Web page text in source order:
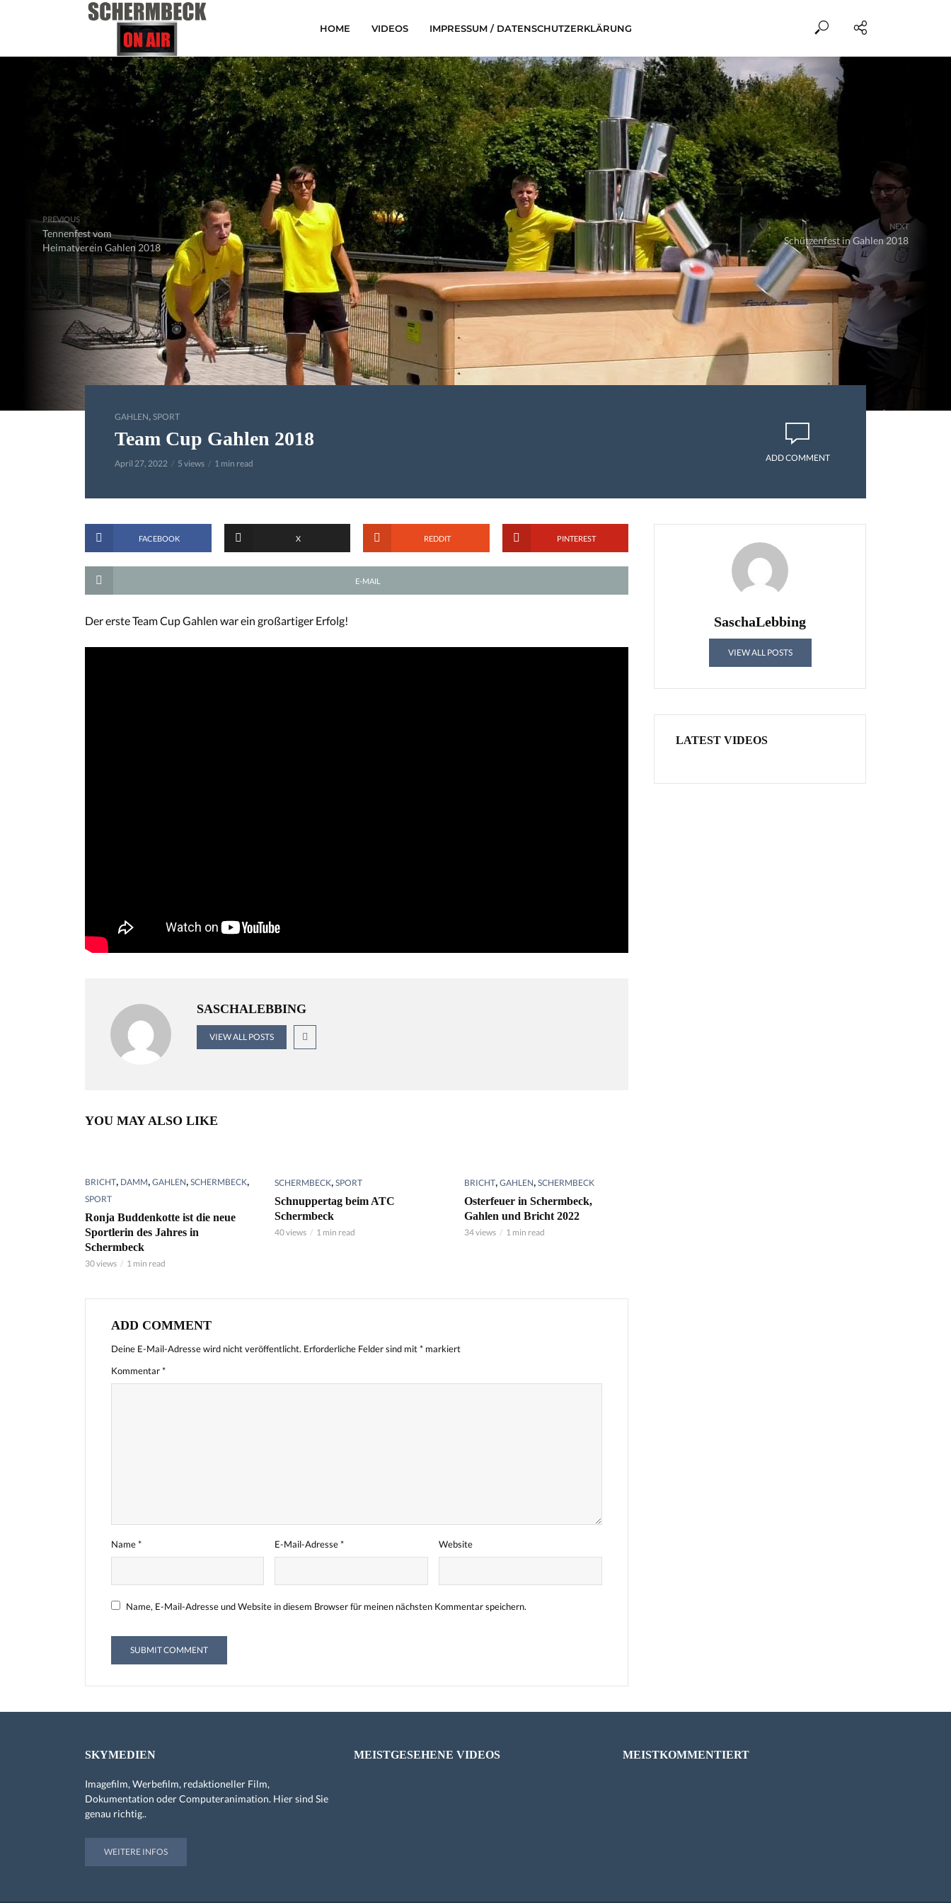
HOME VIDEOS IMPRESSUM / DATENSCHUTZERKLÄRUNG
PREVIOUS
Tennenfest vom
Heimatverein Gahlen 2018
NEXT
Schützenfest in Gahlen 2018
GAHLEN, SPORT
Team Cup Gahlen 2018
April 27, 2022 5 views 1 min read
ADD COMMENT
FACEBOOK X REDDIT PINTEREST
E-MAIL
Der erste Team Cup Gahlen war ein großartiger Erfolg!
SASCHALEBBING
VIEW ALL POSTS
YOU MAY ALSO LIKE
BRICHT, DAMM, GAHLEN, SCHERMBECK,
SPORT
Ronja Buddenkotte ist die neue
Sportlerin des Jahres in
Schermbeck
30 views 1 min read
SCHERMBECK, SPORT
Schnuppertag beim ATC
Schermbeck
40 views 1 min read
BRICHT, GAHLEN, SCHERMBECK
Osterfeuer in Schermbeck,
Gahlen und Bricht 2022
34 views 1 min read
ADD COMMENT
Deine E-Mail-Adresse wird nicht veröffentlicht. Erforderliche Felder sind mit* markiert
Kommentar*
Name* E-Mail-Adresse* Website
Name, E-Mail-Adresse und Website in diesem Browser für meinen nächsten Kommentar speichern.
SaschaLebbing
VIEW ALL POSTS
LATEST VIDEOS
SKYMEDIEN
Imagefilm, Werbefilm, redaktioneller Film,
Dokumentation oder Computeranimation. Hier sind Sie
genau richtig..
WEITERE INFOS
MEISTGESEHENE VIDEOS MEISTKOMMENTIERT